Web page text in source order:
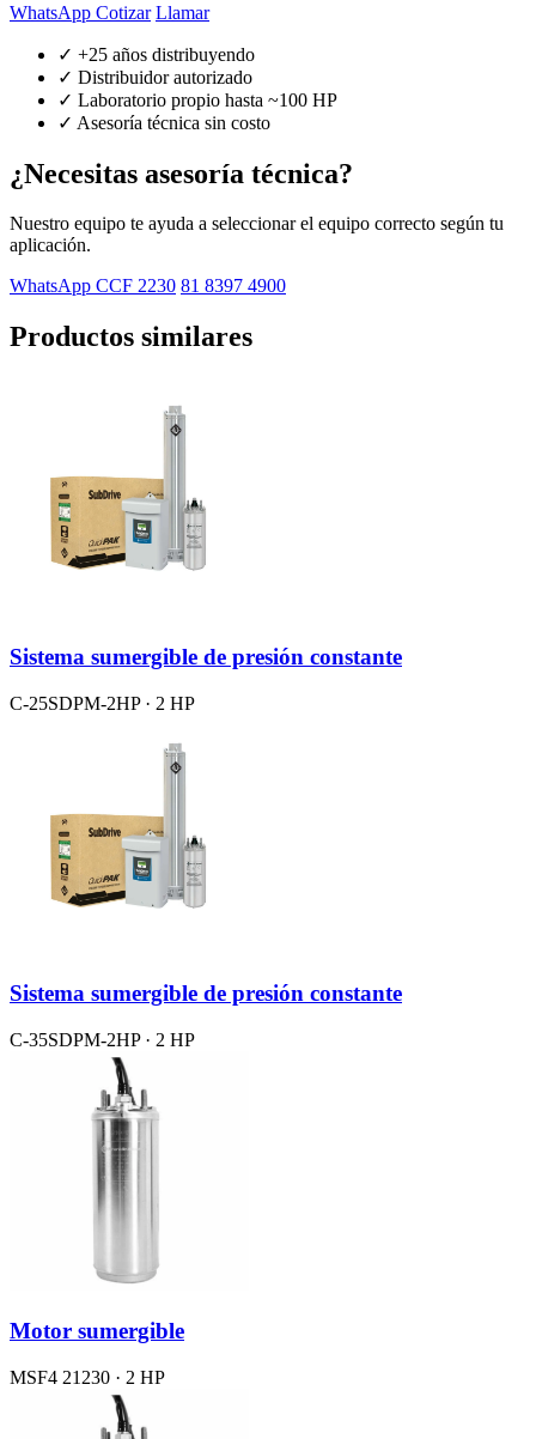
WhatsApp Cotizar Llamar
✓ +25 años distribuyendo
✓ Distribuidor autorizado
✓ Laboratorio propio hasta ~100 HP
✓ Asesoría técnica sin costo
¿Necesitas asesoría técnica?
Nuestro equipo te ayuda a seleccionar el equipo correcto según tu
aplicación.
WhatsApp CCF 2230 81 8397 4900
Productos similares
Sistema sumergible de presión constante
C-25SDPM-2HP · 2 HP
Sistema sumergible de presión constante
C-35SDPM-2HP · 2 HP
Motor sumergible
MSF4 21230 · 2 HP